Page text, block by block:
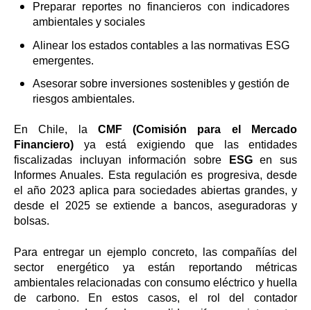
Preparar reportes no financieros con indicadores
ambientales y sociales
Alinear los estados contables a las normativas ESG
emergentes.
Asesorar sobre inversiones sostenibles y gestión de
riesgos ambientales.
En Chile, la CMF (Comisión para el Mercado
Financiero) ya está exigiendo que las entidades
fiscalizadas incluyan información sobre
ESGen sus
Informes Anuales. Esta regulación es progresiva, desde
el año 2023 aplica para sociedades abiertas grandes, y
desde el 2025 se extiende a bancos, aseguradoras y
bolsas.
Para entregar un ejemplo concreto, las compañías del
sector energético ya están reportando métricas
ambientales relacionadas con consumo eléctrico y huella
de carbono. En estos casos, el rol del contador